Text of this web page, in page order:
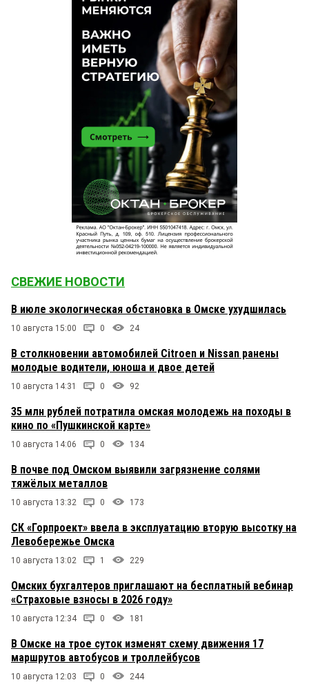
СВЕЖИЕ НОВОСТИ
В июле экологическая обстановка в Омске ухудшилась
10 августа 15:00 0 24
В столкновении автомобилей Citroen и Nissan ранены
молодые водители, юноша и двое детей
10 августа 14:31 0 92
35 млн рублей потратила омская молодежь на походы в
кино по «Пушкинской карте»
10 августа 14:06 0 134
В почве под Омском выявили загрязнение солями
тяжёлых металлов
10 августа 13:32 0 173
СК «Горпроект» ввела в эксплуатацию вторую высотку на
Левобережье Омска
10 августа 13:02 1 229
Омских бухгалтеров приглашают на бесплатный вебинар
«Страховые взносы в 2026 году»
10 августа 12:34 0 181
В Омске на трое суток изменят схему движения 17
маршрутов автобусов и троллейбусов
10 августа 12:03 0 244